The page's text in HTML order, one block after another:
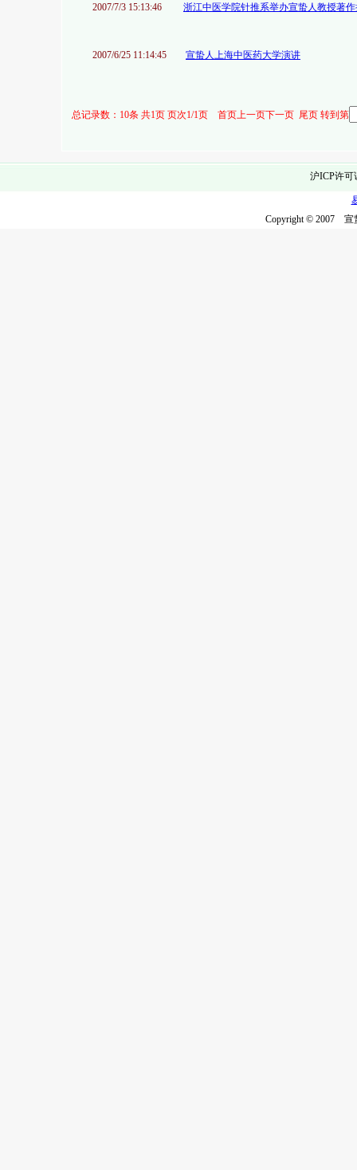
2007/7/3 15:13:46 浙江中医学院针推系举办宣蛰人教授著
2007/6/25 11:14:45 宣蛰人上海中医药大学演讲
总记录数：10条 共1页 页次1/1页 首页上一页下一页 尾页 转到第
沪ICP许可
Copyright © 2007 宣